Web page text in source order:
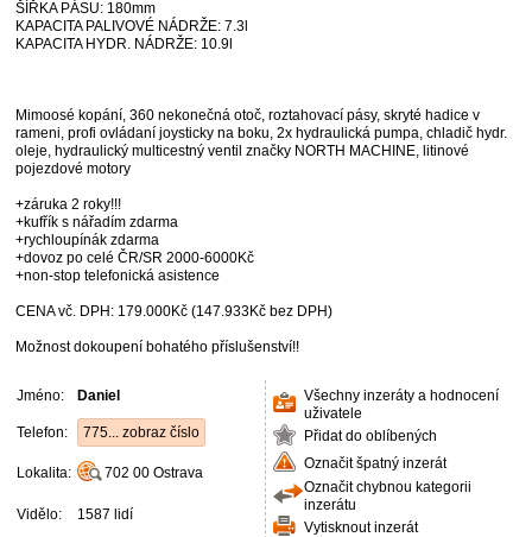
ŠÍŘKA PÁSU: 180mm
KAPACITA PALIVOVÉ NÁDRŽE: 7.3l
KAPACITA HYDR. NÁDRŽE: 10.9l
Mimoosé kopání, 360 nekonečná otoč, roztahovací pásy, skryté hadice v
rameni, profi ovládaní joysticky na boku, 2x hydraulická pumpa, chladič hydr.
oleje, hydraulický multicestný ventil značky NORTH MACHINE, litinové
pojezdové motory
+záruka 2 roky!!!
+kufřík s nářadím zdarma
+rychloupínák zdarma
+dovoz po celé ČR/SR 2000-6000Kč
+non-stop telefonická asistence
CENA vč. DPH: 179.000Kč (147.933Kč bez DPH)
Možnost dokoupení bohatého příslušenství!!
Jméno: Daniel
Telefon: 775... zobraz číslo
Lokalita: 702 00 Ostrava
Vidělo: 1587 lidí
Všechny inzeráty a hodnocení
uživatele
Přidat do oblíbených
Označit špatný inzerát
Označit chybnou kategorii
inzerátu
Vytisknout inzerát